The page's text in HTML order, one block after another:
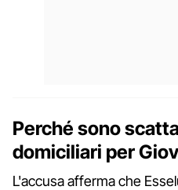
Perché sono
domiciliari per
L'accusa afferma che